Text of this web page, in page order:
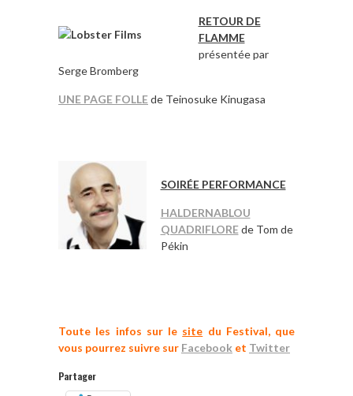
RETOUR DE
FLAMME
présentée par
Serge Bromberg
UNE PAGE FOLLEde Teinosuke Kinugasa
SOIRÉE PERFORMANCE
HALDERNABLOU
QUADRIFLOREde Tom de
Pékin
Toute les infos sur le site du Festival, que
vous pourrez suivre sur Facebook et Twitter
Partager